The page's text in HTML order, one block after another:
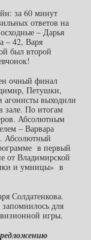
за 60 минут
ответов на
– Дарья
– 42, Варя
был второй
очный финал
Петушки,
выходили
зале. По итогам
Абсолютным
– Варвара
Абсолютный
в первый
от Владимирской
и умницы» в
Солдатенкова.
для
игры.